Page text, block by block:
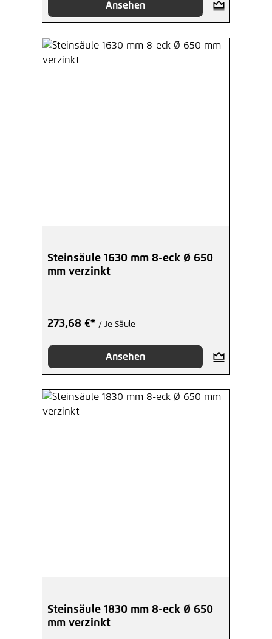
Ansehen
Steinsäule 1630 mm 8-eck Ø 650
mm verzinkt
273,68 €* / Je Säule
Ansehen
Steinsäule 1830 mm 8-eck Ø 650
mm verzinkt